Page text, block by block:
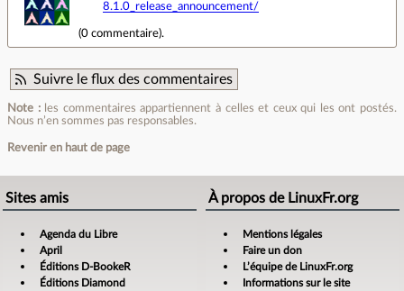
8.1.0_release_announcement/
(0 commentaire).
Suivre le flux des commentaires
Note :les commentaires appartiennent à celles et ceux qui les ont postés.
Nous n’en sommes pas responsables.
Revenir en haut de page
Sites amis
Agenda du Libre
April
Éditions D-BookeR
Éditions Diamond
À propos de LinuxFr.org
Mentions légales
Faire un don
L’équipe de LinuxFr.org
Informations sur le site